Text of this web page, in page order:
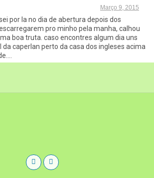
Março 9, 2015
por la no dia de abertura depois dos
pro minho pela manha, calhou
boa truta. caso encontres algum dia uns
da caperlan perto da casa dos ingleses acima